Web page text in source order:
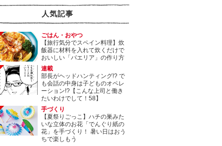
人気記事
ごはん・おやつ
【旅行気分でスペイン料理】炊
飯器に材料を入れて炊くだけで
おいしい「パエリア」の作り方
連載
部長がヘッドハンティング!? で
も会話の中身は子どものオペレ
ーション!?【こんな上司と働き
たいわけでして！58】
手づくり
【夏祭りごっこ】ハチの巣みた
いな立体のお花「でんぐり紙の
花」を手づくり！ 暑い日はおう
ちで楽しもう